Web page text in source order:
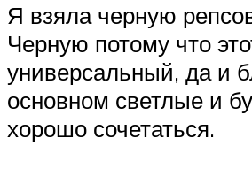
Я взяла черную
Черную потому что
универсальный, да и
основном светлые и
хорошо сочетаться.